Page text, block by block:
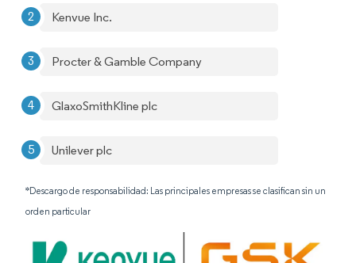
Kenvue Inc.
Procter & Gamble Company
GlaxoSmithKline plc
Unilever plc
*Descargo de responsabilidad: Las principales empresas se clasifican sin un
orden particular